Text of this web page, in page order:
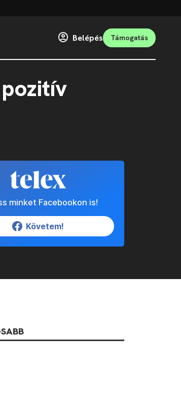
Belépés Támogatás
minket Facebookon is!
Követem!